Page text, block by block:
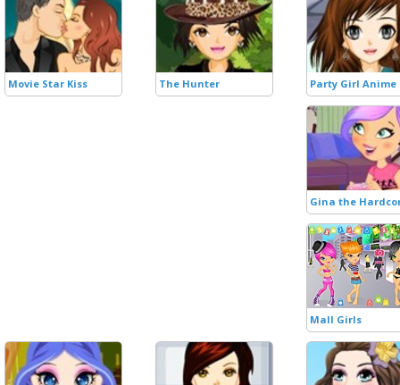
Movie Star Kiss The Hunter Party Girl Anime
Gina the
Mall Girls